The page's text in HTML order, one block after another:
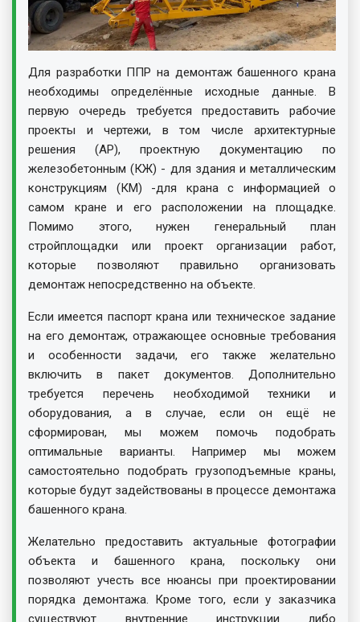
Для разработки ППР на демонтаж башенного крана
необходимы определённые исходные данные. В
первую очередь требуется предоставить рабочие
проекты и чертежи, в том числе архитектурные
решения (АР), проектную документацию по
железобетонным (КЖ) - для здания и металлическим
конструкциям (КМ) -для крана с информацией о
самом кране и его расположении на площадке.
Помимо этого, нужен генеральный план
стройплощадки или проект организации работ,
которые позволяют правильно организовать
демонтаж непосредственно на объекте.
Если имеется паспорт крана или техническое задание
на его демонтаж, отражающее основные требования
и особенности задачи, его также желательно
включить в пакет документов. Дополнительно
требуется перечень необходимой техники и
оборудования, а в случае, если он ещё не
сформирован, мы можем помочь подобрать
оптимальные варианты. Например мы можем
самостоятельно подобрать грузоподъемные краны,
которые будут задействованы в процессе демонтажа
башенного крана.
Желательно предоставить актуальные фотографии
объекта и башенного крана, поскольку они
позволяют учесть все нюансы при проектировании
порядка демонтажа. Кроме того, если у заказчика
существуют внутренние инструкции либо